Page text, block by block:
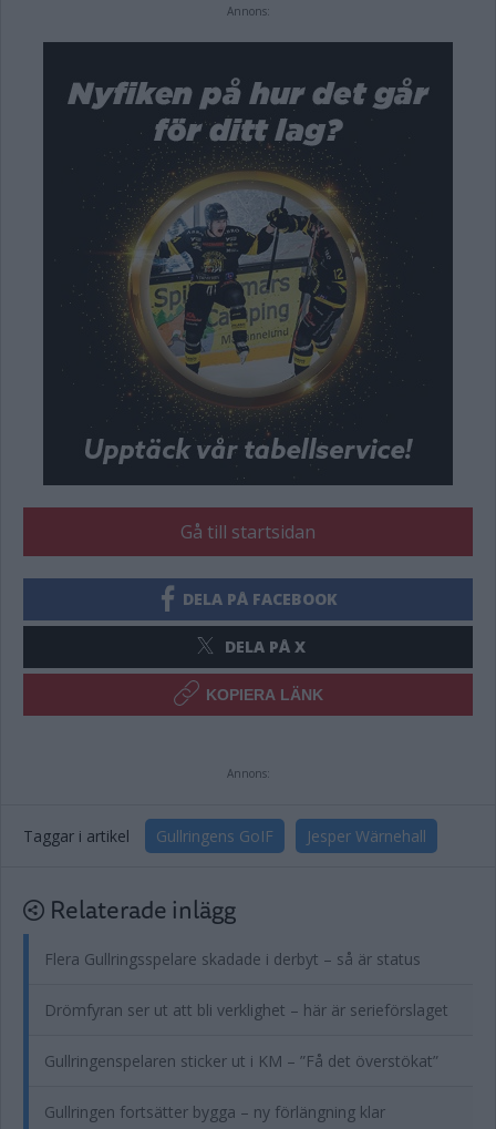
Annons:
Gå till startsidan
DELA PÅ FACEBOOK
DELA PÅ X
KOPIERA LÄNK
Annons:
Taggar i artikel Gullringens GoIF Jesper Wärnehall
Relaterade inlägg
Flera Gullringsspelare skadade i derbyt – så är status
Drömfyran ser ut att bli verklighet – här är serieförslaget
Gullringenspelaren sticker ut i KM – ”Få det överstökat”
Gullringen fortsätter bygga – ny förlängning klar